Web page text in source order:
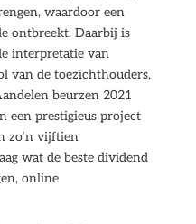
waardoor een
ontbreekt. Daarbij is
interpretatie van
van de toezichthouders,
beurzen 2021
een prestigieus project
zo’n vijftien
wat de beste dividend
online